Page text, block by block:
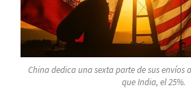
China dedica una sexta parte de sus envíos
que India, el 25%.